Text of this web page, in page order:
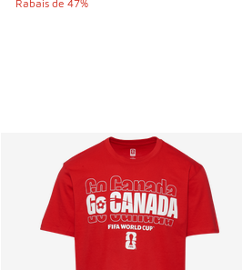
Rabais de 47%